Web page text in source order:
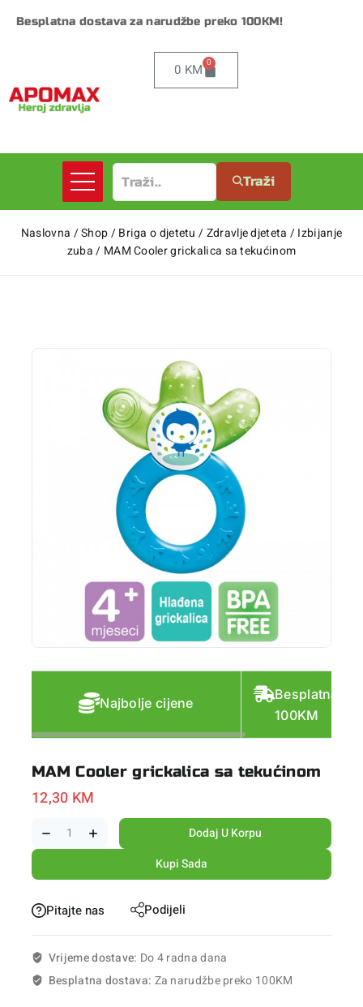
Besplatna dostava za narudžbe preko 100KM!
0 KM 0
Traži
Naslovna /Shop/Briga o djetetu /Zdravlje djeteta /Izbijanje
zuba / MAM Cooler grickalica sa tekućinom
Najbolje cijene
Besplatna
100KM
MAM Cooler grickalica sa tekućinom
12,30 KM
Dodaj U Korpu
Kupi Sada
Pitajte nas Podijeli
Vrijeme dostave: Do 4 radna dana
Besplatna dostava: Za narudžbe preko 100KM